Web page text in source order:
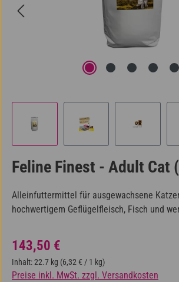
Feline Finest - Adult Cat
Alleinfuttermittel für ausgewachsene
hochwertigem Geflügelfleisch, Fisch und
Regulärer Preis:
143,50 €
Inhalt:22.7 kg (6,32 € / 1 kg)
Preise inkl. MwSt. zzgl. Versandkosten